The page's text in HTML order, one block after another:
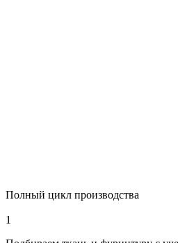
Полный цикл производства
1